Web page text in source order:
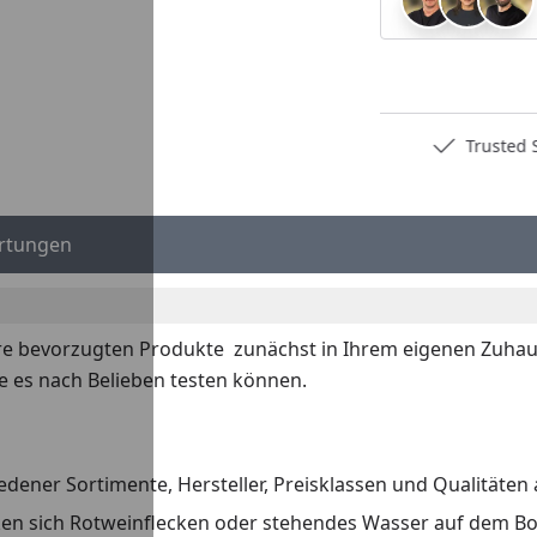
Trusted
bevorzugten Produkte zunächst in Ihrem eigenen
nach Belieben testen können.
Sortimente, Hersteller, Preisklassen und Qualitäten
sich Rotweinflecken oder stehendes Wasser auf dem